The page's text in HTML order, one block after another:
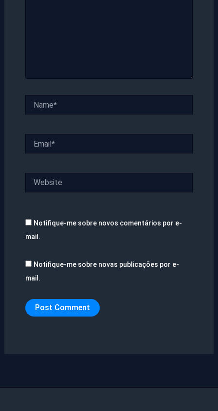
Notifique-me sobre novos comentários por e-
mail.
Notifique-me sobre novas publicações por e-
mail.